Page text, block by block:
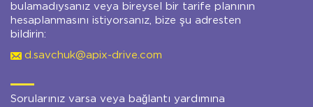
bulamadıysanız veya bireysel bir tarife planının
hesaplanmasını istiyorsanız, bize şu adresten
bildirin:
d.savchuk@apix-drive.com
Sorularınız varsa veya bağlantı yardımına